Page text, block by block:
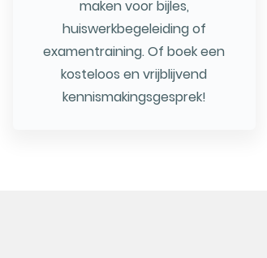
maken voor bijles,
huiswerkbegeleiding of
examentraining. Of boek een
kosteloos en vrijblijvend
kennismakingsgesprek!